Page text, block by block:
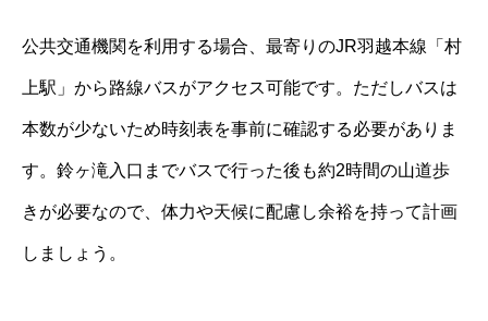
公共交通機関を利用する場合、最寄りのJR羽越本線「村
上駅」から路線バスがアクセス可能です。ただしバスは
本数が少ないため時刻表を事前に確認する必要がありま
す。鈴ヶ滝入口までバスで行った後も約2時間の山道歩
きが必要なので、体力や天候に配慮し余裕を持って計画
しましょう。